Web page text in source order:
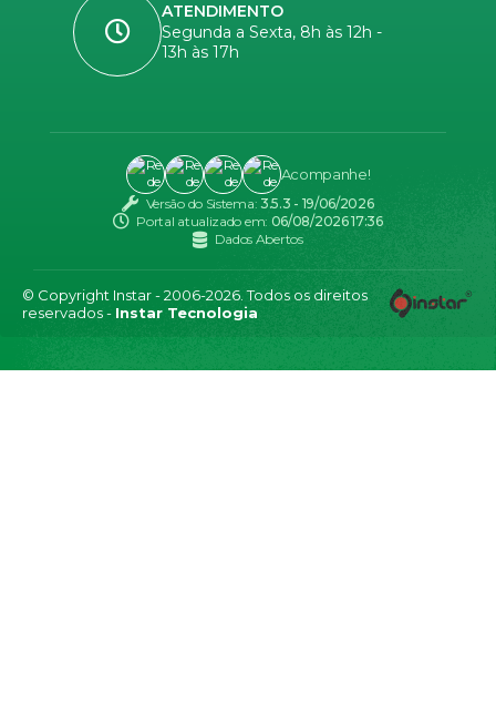
ATENDIMENTO
Segunda a Sexta, 8h às 12h -
13h às 17h
Versão do Sistema: 3.5.3 - 19/06/2026
Portal atualizado em: 06/08/2026 17:36
Dados Abertos
Acompanhe!
© Copyright Instar - 2006-2026. Todos os direitos
reservados - Instar Tecnologia